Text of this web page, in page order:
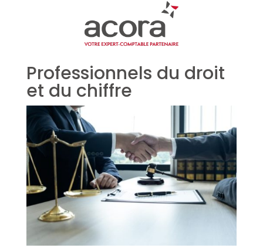
Professionnels du droit
et du chiffre